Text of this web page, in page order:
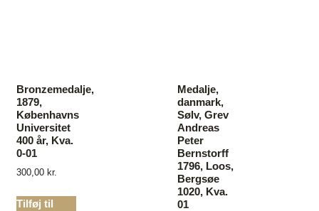
Bronzemedalje,
1879,
Københavns
Universitet
400 år, Kva.
0-01
300,00 kr.
Tilføj til
Medalje,
danmark,
Sølv, Grev
Andreas
Peter
Bernstorff
1796, Loos,
Bergsøe
1020, Kva.
01